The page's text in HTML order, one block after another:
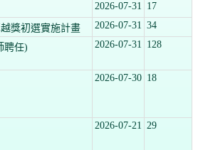
2026-07-31 17
獎初選實施計畫 2026-07-31 34
聘任) 2026-07-31 128
2026-07-30 18
2026-07-21 29